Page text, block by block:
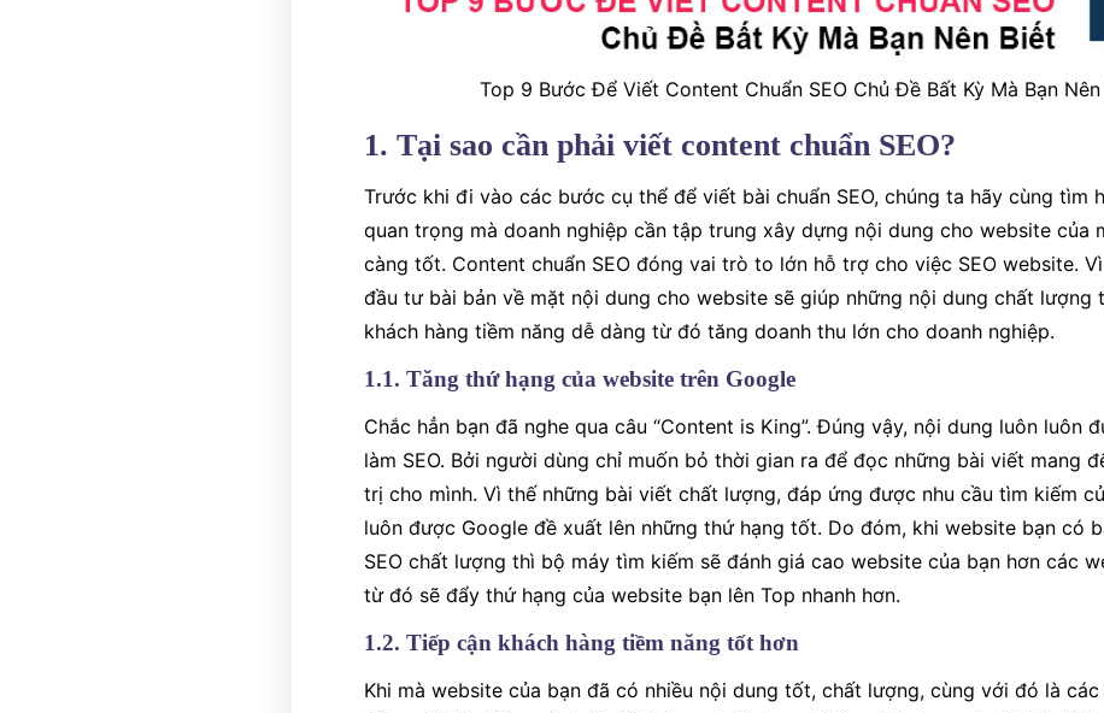
Top 9 Bước Để Viết Content Chuẩn SEO Chủ Đề Bất Kỳ Mà Bạn
1. Tại sao cần phải viết content chuẩn SEO?
Trước khi đi vào các bước cụ thể để viết bài chuẩn SEO, chúng ta hãy cùng tìm
quan trọng mà doanh nghiệp cần tập trung xây dựng nội dung cho website của
càng tốt. Content chuẩn SEO đóng vai trò to lớn hỗ trợ cho việc SEO website.
đầu tư bài bản về mặt nội dung cho website sẽ giúp những nội dung chất lượng
khách hàng tiềm năng dễ dàng từ đó tăng doanh thu lớn cho doanh nghiệp.
1.1. Tăng thứ hạng của website trên Google
Chắc hẳn bạn đã nghe qua câu “Content is King”. Đúng vậy, nội dung luôn luôn
làm SEO. Bởi người dùng chỉ muốn bỏ thời gian ra để đọc những bài viết mang
trị cho mình. Vì thế những bài viết chất lượng, đáp ứng được nhu cầu tìm kiếm
luôn được Google đề xuất lên những thứ hạng tốt. Do đóm, khi website bạn có
SEO chất lượng thì bộ máy tìm kiếm sẽ đánh giá cao website của bạn hơn các
từ đó sẽ đẩy thứ hạng của website bạn lên Top nhanh hơn.
1.2. Tiếp cận khách hàng tiềm năng tốt hơn
Khi mà website của bạn đã có nhiều nội dung tốt, chất lượng, cùng với đó là các